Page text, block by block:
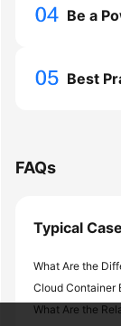
FAQs
Shared
Be a
Best
FAQs
Typical
What Are the
Cloud Container
What Are the